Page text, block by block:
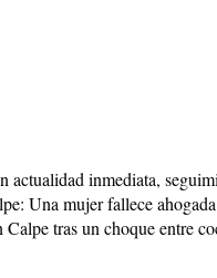
inmediata,
Una mujer fallece
tras un choque entre